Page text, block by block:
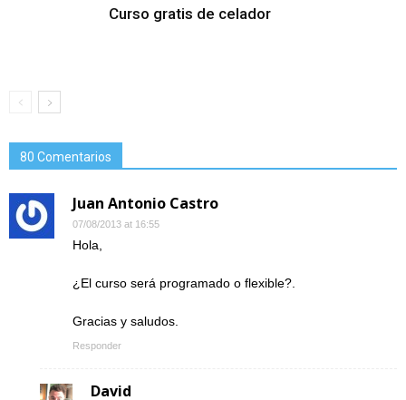
Curso gratis de celador
80 Comentarios
Juan Antonio Castro
07/08/2013 at 16:55
Hola,
¿El curso será programado o flexible?.
Gracias y saludos.
Responder
David